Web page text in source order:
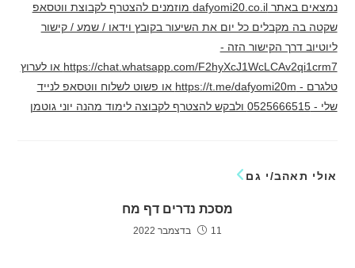
נמצאים באתר dafyomi20.co.il מוזמנים להצטרף לקבוצת ווטסאפ
שקטה בה מקבלים כל יום את השיעור בקובץ וידאו / שמע / קישור
ליוטיוב דרך הקישור הזה -
https://chat.whatsapp.com/F2hyXcJ1WcLCAv2qi1crm7 או לערוץ
טלגרם - https://t.me/dafyomi20m או פשוט לשלוח ווטסאפ לנייד
שלי - 0525666515 ולבקש להצטרף לקבוצה לימוד מהנה יוני גוטמן
אולי תאהב/י גם
מסכת נדרים דף מח
11 בדצמבר 2022